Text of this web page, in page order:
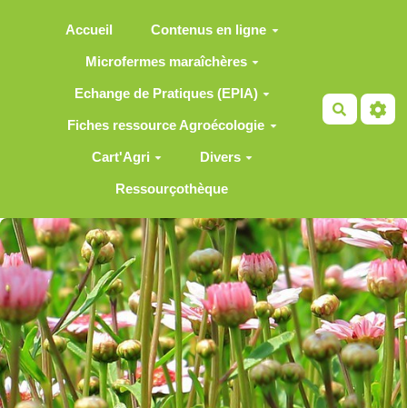
Accueil Contenus en ligne
Microfermes maraîchères
Echange de Pratiques (EPIA)
Fiches ressource Agroécologie
Cart'Agri Divers
Ressourçothèque